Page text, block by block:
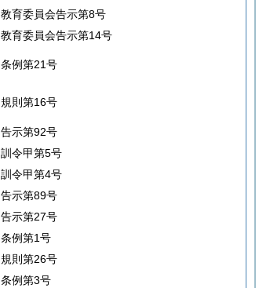
教育委員会告示第8号
教育委員会告示第14号
条例第21号
規則第16号
告示第92号
訓令甲第5号
訓令甲第4号
告示第89号
告示第27号
条例第1号
規則第26号
条例第3号